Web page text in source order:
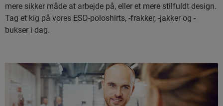
mere sikker måde at arbejde på, eller et mere stilfuldt design.
Tag et kig på vores ESD-poloshirts, -frakker, -jakker og -
bukser i dag.